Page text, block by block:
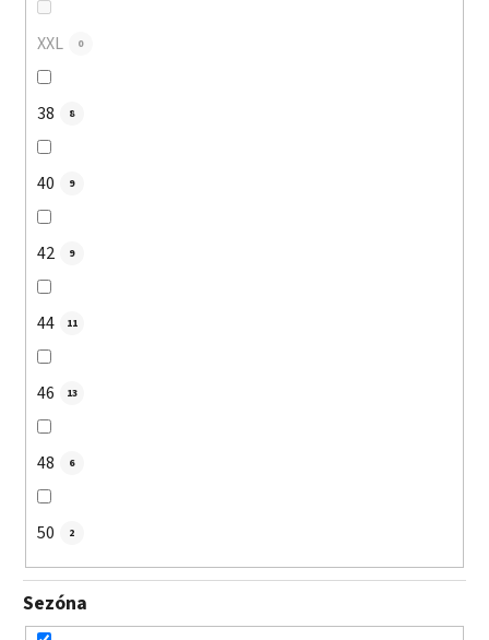
XXL 0
38 8
40 9
42 9
44 11
46 13
48 6
50 2
Sezóna